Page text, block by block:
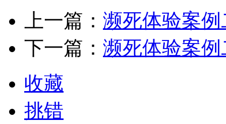
上一篇： 濒死体验案
下一篇： 濒死体验案
收藏
挑错